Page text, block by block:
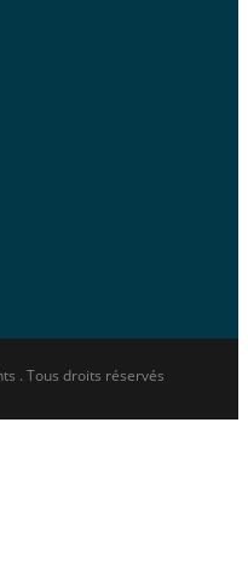
. Tous droits réservés